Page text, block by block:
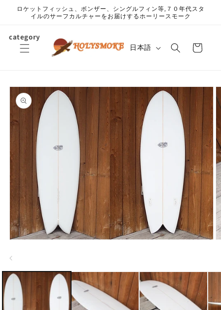
ンツに
ロケットフィッシュ、ボンザー、シングルフィン等,７０年代スタ
イルのサーフカルチャーをお届けするホーリースモーク
category
言日本語
ー
商品情
報にス
キップ
ダ
ル
で
デ